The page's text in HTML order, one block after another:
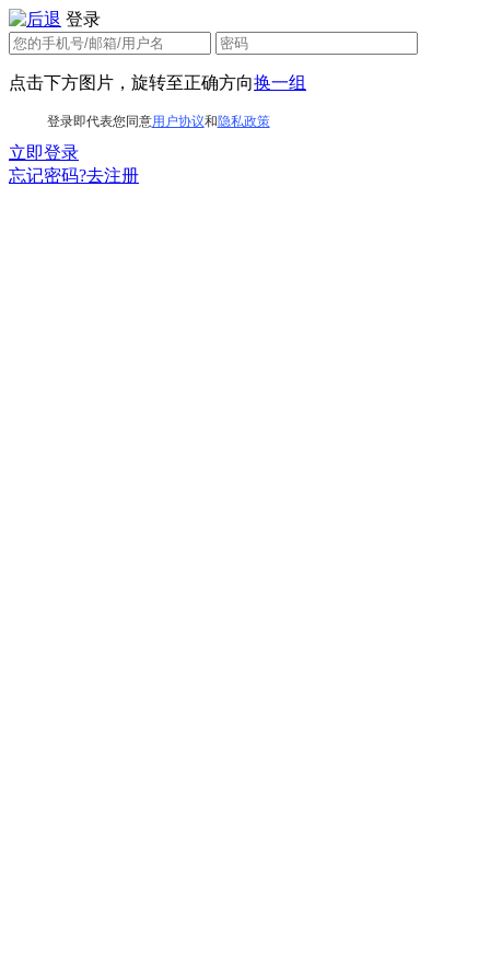
登录
点击下方图片，旋转至正确方向换一组
登录即代表您同意用户协议和隐私政策
立即登录
忘记密码?去注册